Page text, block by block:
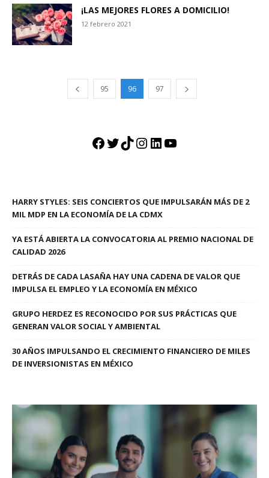
¡LAS MEJORES FLORES A DOMICILIO!
12 febrero 2021
95 96 97
Facebook
Twitter
TikTok
Instagram
LinkedIn
YouTube
HARRY STYLES: SEIS CONCIERTOS QUE IMPULSARÁN MÁS DE 2
MIL MDP EN LA ECONOMÍA DE LA CDMX
YA ESTÁ ABIERTA LA CONVOCATORIA AL PREMIO NACIONAL DE
CALIDAD 2026
DETRÁS DE CADA LASAÑA HAY UNA CADENA DE VALOR QUE
IMPULSA EL EMPLEO Y LA ECONOMÍA EN MÉXICO
GRUPO HERDEZ ES RECONOCIDO POR SUS PRÁCTICAS QUE
GENERAN VALOR SOCIAL Y AMBIENTAL
30 AÑOS IMPULSANDO EL CRECIMIENTO FINANCIERO DE MILES
DE INVERSIONISTAS EN MÉXICO